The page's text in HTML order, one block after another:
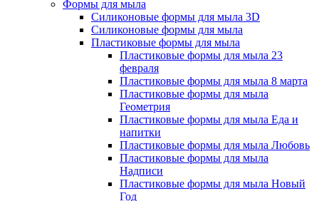
Формы для мыла
Силиконовые формы для мыла 3D
Силиконовые формы для мыла
Пластиковые формы для мыла
Пластиковые формы для мыла 23
февраля
Пластиковые формы для мыла 8 марта
Пластиковые формы для мыла
Геометрия
Пластиковые формы для мыла Еда и
напитки
Пластиковые формы для мыла Любовь
Пластиковые формы для мыла
Надписи
Пластиковые формы для мыла Новый
Год